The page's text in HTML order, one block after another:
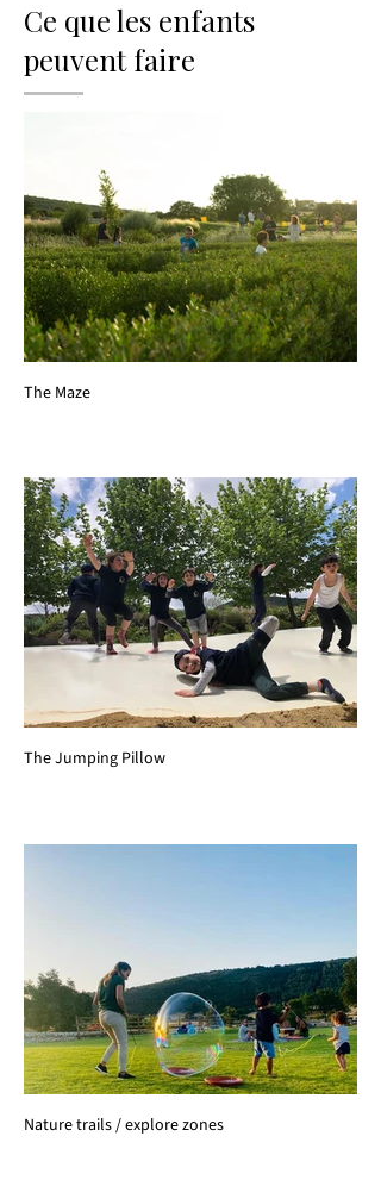
Ce que les enfants
peuvent faire
The Maze
The Jumping Pillow
Nature trails / explore zones